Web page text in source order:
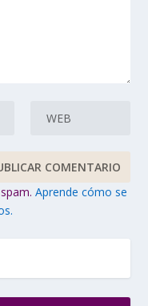
spam.Aprende cómo se